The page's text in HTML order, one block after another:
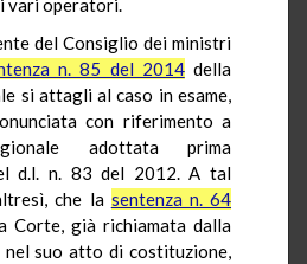
vari operatori.
del Consiglio dei ministri
n. 85 del 2014della
si attagli al caso in esame,
con riferimento a
adottata prima
d.l. n. 83 del 2012. A tal
che la sentenza n. 64
Corte, già richiamata dalla
nel suo atto di costituzione,